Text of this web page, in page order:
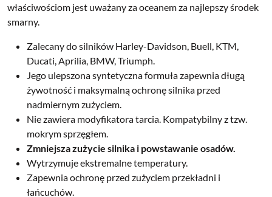
właściwościom jest uważany za oceanem za najlepszy środek
smarny.
Zalecany do silników Harley-Davidson, Buell, KTM,
Ducati, Aprilia, BMW, Triumph.
Jego ulepszona syntetyczna formuła zapewnia długą
żywotność i maksymalną ochronę silnika przed
nadmiernym zużyciem.
Nie zawiera modyfikatora tarcia. Kompatybilny z tzw.
mokrym sprzęgłem.
Zmniejsza zużycie silnika i powstawanie osadów.
Wytrzymuje ekstremalne temperatury.
Zapewnia ochronę przed zużyciem przekładni i
łańcuchów.